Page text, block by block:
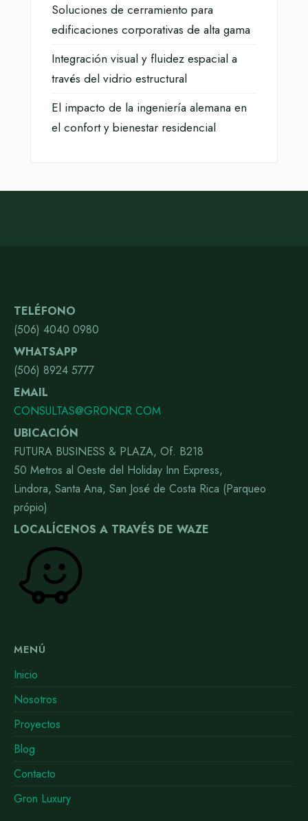
Soluciones de cerramiento para
edificaciones corporativas de alta gama
Integración visual y fluidez espacial a
través del vidrio estructural
El impacto de la ingeniería alemana en
el confort y bienestar residencial
TELÉFONO
(506) 4040 0980
WHATSAPP
(506) 8924 5777
EMAIL
CONSULTAS@GRONCR.COM
UBICACIÓN
FUTURA BUSINESS & PLAZA, Of. B218
50 Metros al Oeste del Holiday Inn Express,
Lindora, Santa Ana, San José de Costa Rica (Parqueo
própio)
LOCALÍCENOS A TRAVÉS DE WAZE
MENÚ
Inicio
Nosotros
Proyectos
Blog
Contacto
Gron Luxury